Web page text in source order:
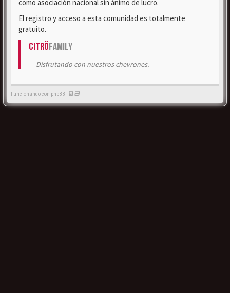
como asociación nacional sin ánimo de lucro.
El registro y acceso a esta comunidad es totalmente
gratuito.
CitröFamily
Disfrutando con nuestros chevrones.
Funcionando con phpBB -